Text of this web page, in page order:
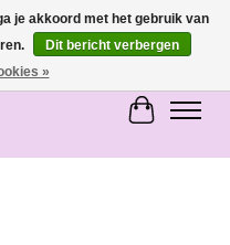
Enschede
je akkoord met het gebruik van
Dit bericht verbergen
»